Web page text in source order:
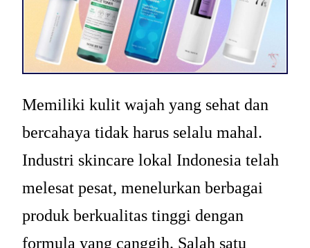
Memiliki kulit wajah yang sehat dan
bercahaya tidak harus selalu mahal.
Industri skincare lokal Indonesia telah
melesat pesat, menelurkan berbagai
produk berkualitas tinggi dengan
formula yang canggih. Salah satu